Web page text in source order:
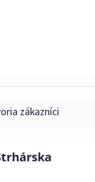
je 5 z 5 hviezdičiek.